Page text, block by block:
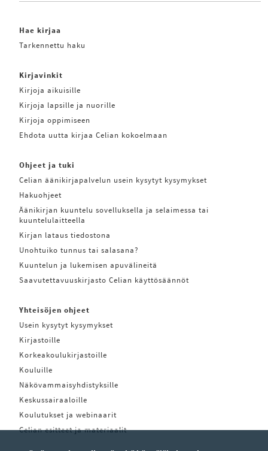
Hae kirjaa
Tarkennettu haku
Kirjavinkit
Kirjoja aikuisille
Kirjoja lapsille ja nuorille
Kirjoja oppimiseen
Ehdota uutta kirjaa Celian kokoelmaan
Ohjeet ja tuki
Celian äänikirjapalvelun usein kysytyt kysymykset
Hakuohjeet
Äänikirjan kuuntelu sovelluksella ja selaimessa tai
kuuntelulaitteella
Kirjan lataus tiedostona
Unohtuiko tunnus tai salasana?
Kuuntelun ja lukemisen apuvälineitä
Saavutettavuuskirjasto Celian käyttösäännöt
Yhteisöjen ohjeet
Usein kysytyt kysymykset
Kirjastoille
Korkeakoulukirjastoille
Kouluille
Näkövammaisyhdistyksille
Keskussairaaloille
Koulutukset ja webinaarit
Celian esitteet ja materiaalit